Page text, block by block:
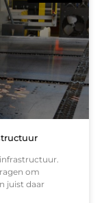
om
juist daar